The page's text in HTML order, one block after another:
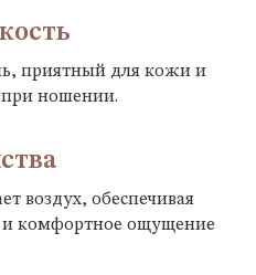
приятный для кожи и
при ношении.
воздух, обеспечивая
комфортное ощущение